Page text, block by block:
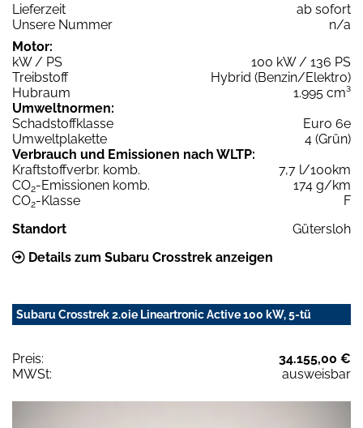
Lieferzeit
ab sofort
Unsere Nummer
n/a
Motor:
kW / PS
100 kW / 136 PS
Treibstoff
Hybrid (Benzin/Elektro)
Hubraum
1.995 cm³
Umweltnormen:
Schadstoffklasse
Euro 6e
Umweltplakette
4 (Grün)
Verbrauch und Emissionen nach WLTP:
Kraftstoffverbr. komb.
7,7 l/100km
CO2-Emissionen komb.
174 g/km
CO2-Klasse
F
Standort
Gütersloh
Details zum Subaru Crosstrek anzeigen
Subaru Crosstrek 2.0ie Lineartronic Active 100 kW, 5-tü
Preis:
34.155,00 €
MWSt:
ausweisbar